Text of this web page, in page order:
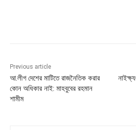
Previous article
আ.লীগ দেশের মাটিতে রাজনৈতিক করার
কোন অধিকার নাই: মাহবুবের রহমান
শামীম